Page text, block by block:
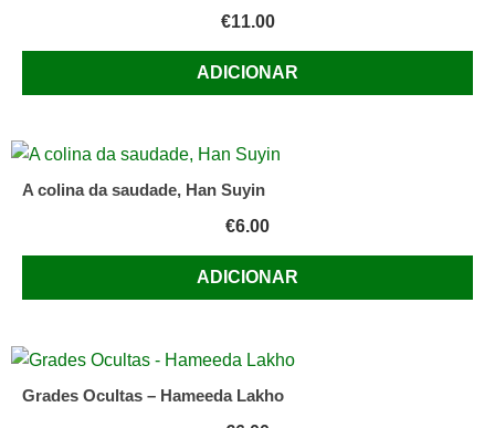
€11.00
ADICIONAR
A colina da saudade, Han Suyin
€6.00
ADICIONAR
Grades Ocultas – Hameeda Lakho